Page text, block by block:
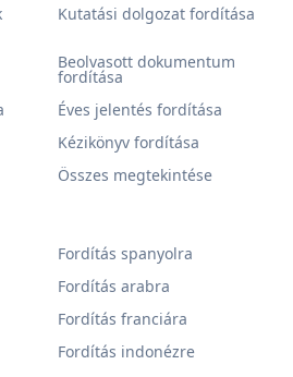
Kutatási dolgozat fordítása
Beolvasott dokumentum
fordítása
Éves jelentés fordítása
Kézikönyv fordítása
Összes megtekintése
Fordítás spanyolra
Fordítás arabra
Fordítás franciára
Fordítás indonézre